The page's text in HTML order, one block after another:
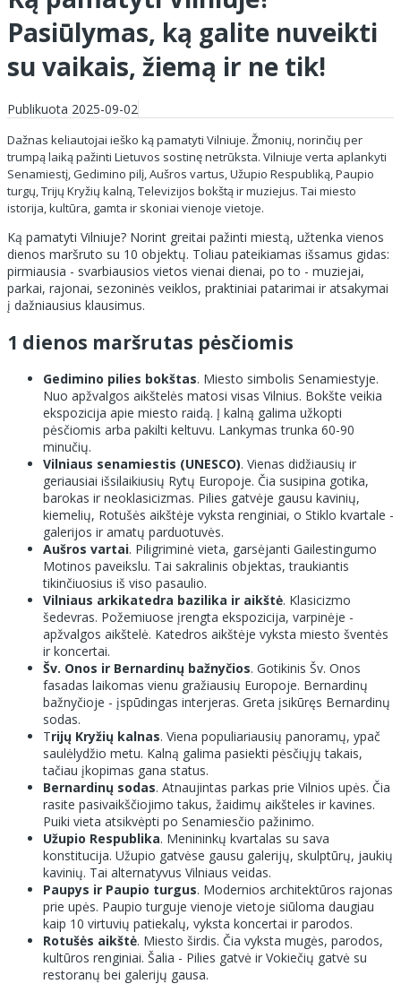
Pasiūlymas, ką galite nuveikti
su vaikais, žiemą ir ne tik!
Publikuota 2025-09-02
Dažnas keliautojai ieško ką pamatyti Vilniuje. Žmonių, norinčių per
trumpą laiką pažinti Lietuvos sostinę netrūksta. Vilniuje verta aplankyti
Senamiestį, Gedimino pilį, Aušros vartus, Užupio Respubliką, Paupio
turgų, Trijų Kryžių kalną, Televizijos bokštą ir muziejus. Tai miesto
istorija, kultūra, gamta ir skoniai vienoje vietoje.
Ką pamatyti Vilniuje? Norint greitai pažinti miestą, užtenka vienos
dienos maršruto su 10 objektų. Toliau pateikiamas išsamus gidas:
pirmiausia - svarbiausios vietos vienai dienai, po to - muziejai,
parkai, rajonai, sezoninės veiklos, praktiniai patarimai ir atsakymai
į dažniausius klausimus.
1 dienos maršrutas pėsčiomis
Gedimino pilies bokštas. Miesto simbolis Senamiestyje.
Nuo apžvalgos aikštelės matosi visas Vilnius. Bokšte veikia
ekspozicija apie miesto raidą. Į kalną galima užkopti
pėsčiomis arba pakilti keltuvu. Lankymas trunka 60-90
minučių.
Vilniaus senamiestis (UNESCO). Vienas didžiausių ir
geriausiai išsilaikiusių Rytų Europoje. Čia susipina gotika,
barokas ir neoklasicizmas. Pilies gatvėje gausu kavinių,
kiemelių, Rotušės aikštėje vyksta renginiai, o Stiklo kvartale -
galerijos ir amatų parduotuvės.
Aušros vartai. Piligriminė vieta, garsėjanti Gailestingumo
Motinos paveikslu. Tai sakralinis objektas, traukiantis
tikinčiuosius iš viso pasaulio.
Vilniaus arkikatedra bazilika ir aikštė. Klasicizmo
šedevras. Požemiuose įrengta ekspozicija, varpinėje -
apžvalgos aikštelė. Katedros aikštėje vyksta miesto šventės
ir koncertai.
Šv. Onos ir Bernardinų bažnyčios. Gotikinis Šv. Onos
fasadas laikomas vienu gražiausių Europoje. Bernardinų
bažnyčioje - įspūdingas interjeras. Greta įsikūręs Bernardinų
sodas.
Trijų Kryžių kalnas. Viena populiariausių panoramų, ypač
saulėlydžio metu. Kalną galima pasiekti pėsčiųjų takais,
tačiau įkopimas gana status.
Bernardinų sodas. Atnaujintas parkas prie Vilnios upės. Čia
rasite pasivaikščiojimo takus, žaidimų aikšteles ir kavines.
Puiki vieta atsikvėpti po Senamiesčio pažinimo.
Užupio Respublika. Menininkų kvartalas su sava
konstitucija. Užupio gatvėse gausu galerijų, skulptūrų, jaukių
kavinių. Tai alternatyvus Vilniaus veidas.
Paupys ir Paupio turgus. Modernios architektūros rajonas
prie upės. Paupio turguje vienoje vietoje siūloma daugiau
kaip 10 virtuvių patiekalų, vyksta koncertai ir parodos.
Rotušės aikštė. Miesto širdis. Čia vyksta mugės, parodos,
kultūros renginiai. Šalia - Pilies gatvė ir Vokiečių gatvė su
restoranų bei galerijų gausa.